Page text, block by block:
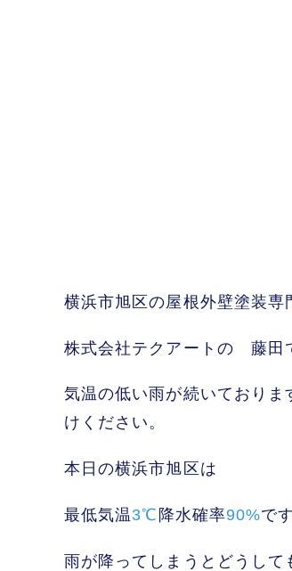
横浜市旭区の屋根外壁塗装専
株式会社テクアートの 藤田
気温の低い雨が続いており
けください。
本日の横浜市旭区は
最低気温 3℃ 降水確率90%で
雨が降ってしまうとどうし